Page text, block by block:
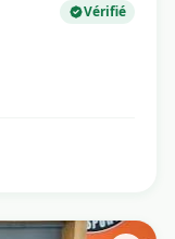
Vérifié